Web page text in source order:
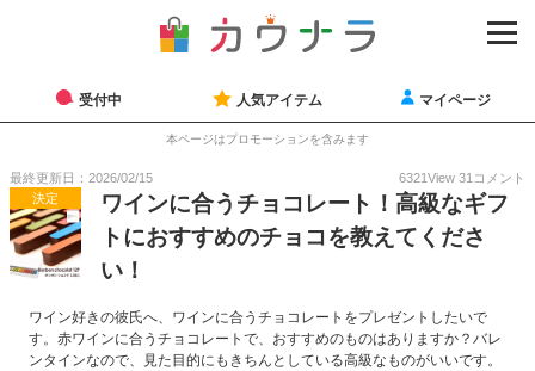
受付中 人気アイテム マイページ
本ページはプロモーションを含みます
最終更新日：2026/02/15 6321View 31 コメント
決定
ワインに合うチョコレート！高級なギフ
トにおすすめのチョコを教えてくださ
い！
ワイン好きの彼氏へ、ワインに合うチョコレートをプレゼントしたいで
す。赤ワインに合うチョコレートで、おすすめのものはありますか？バレ
ンタインなので、見た目的にもきちんとしている高級なものがいいです。